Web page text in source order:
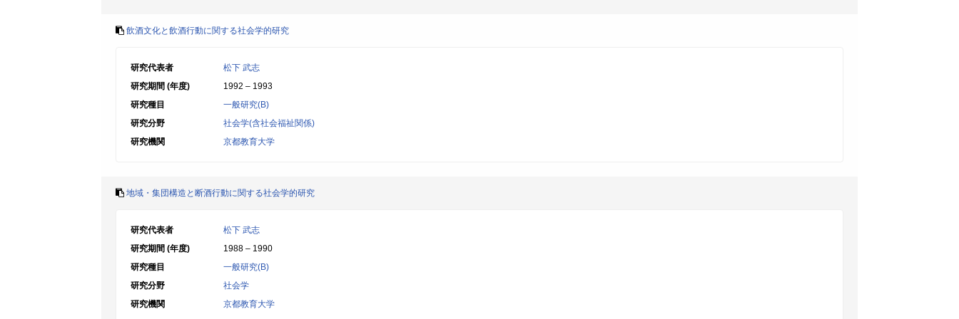
飲酒文化と飲酒行動に関する社会学的研究
研究代表者
松下 武志
研究期間 (年度)
1992 – 1993
研究種目
一般研究(B)
研究分野
社会学(含社会福祉関係)
研究機関
京都教育大学
地域・集団構造と断酒行動に関する社会学的研究
研究代表者
松下 武志
研究期間 (年度)
1988 – 1990
研究種目
一般研究(B)
研究分野
社会学
研究機関
京都教育大学